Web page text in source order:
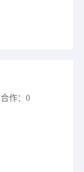
合作： 0